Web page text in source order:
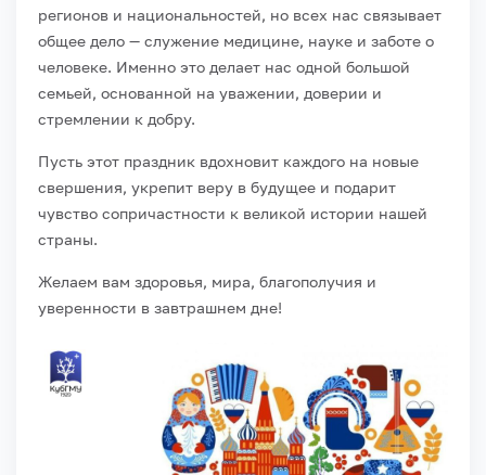
регионов и национальностей, но всех нас связывает
общее дело — служение медицине, науке и заботе о
человеке. Именно это делает нас одной большой
семьей, основанной на уважении, доверии и
стремлении к добру.
Пусть этот праздник вдохновит каждого на новые
свершения, укрепит веру в будущее и подарит
чувство сопричастности к великой истории нашей
страны.
Желаем вам здоровья, мира, благополучия и
уверенности в завтрашнем дне!